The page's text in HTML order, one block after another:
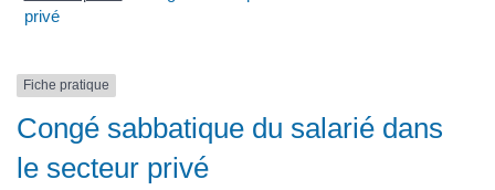
privé
Fiche pratique
Congé sabbatique du salarié dans
le secteur privé